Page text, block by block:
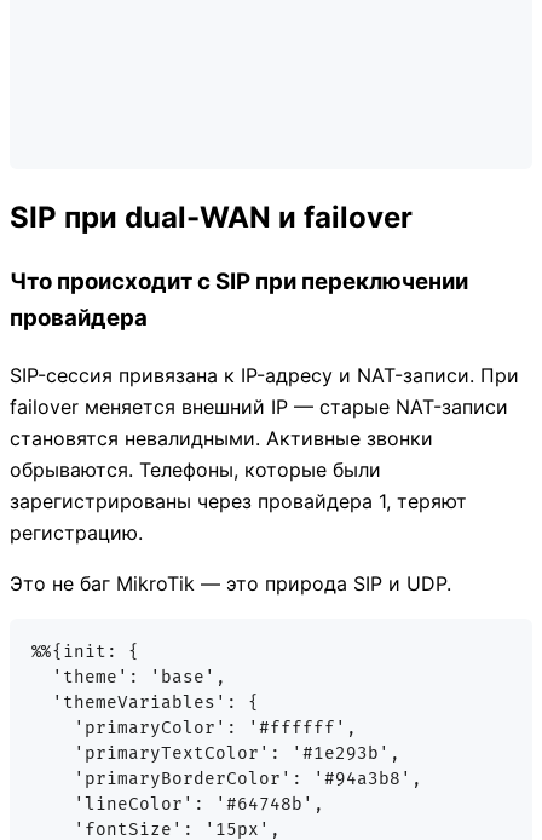
SIP при dual-WAN и failover
Что происходит с SIP при переключении
провайдера
SIP-сессия привязана к IP-адресу и NAT-записи. При
failover меняется внешний IP — старые NAT-записи
становятся невалидными. Активные звонки
обрываются. Телефоны, которые были
зарегистрированы через провайдера 1, теряют
регистрацию.
Это не баг MikroTik — это природа SIP и UDP.
%%{init: {
  'theme': 'base',
  'themeVariables': {
    'primaryColor': '#ffffff',
    'primaryTextColor': '#1e293b',
    'primaryBorderColor': '#94a3b8',
    'lineColor': '#64748b',
    'fontSize': '15px',